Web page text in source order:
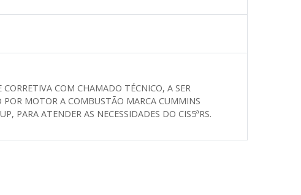
COM CHAMADO TÉCNICO, A SER
MOTOR A COMBUSTÃO MARCA CUMMINS
PARA ATENDER AS NECESSIDADES DO CIS5ªRS.